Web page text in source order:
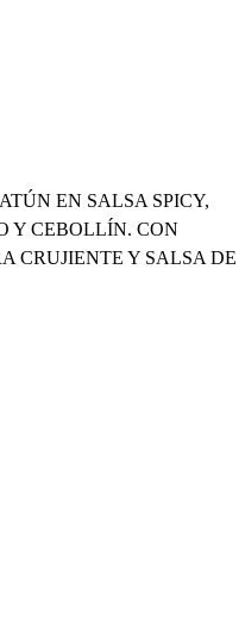
EN SALSA SPICY,
Y CEBOLLÍN. CON
CRUJIENTE Y SALSA DE